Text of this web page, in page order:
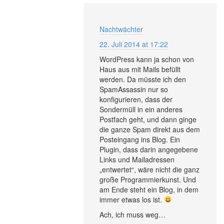
Nachtwächter
22. Juli 2014 at 17:22
WordPress kann ja schon von
Haus aus mit Mails befüllt
werden. Da müsste ich den
SpamAssassin nur so
konfigurieren, dass der
Sondermüll in ein anderes
Postfach geht, und dann ginge
die ganze Spam direkt aus dem
Posteingang ins Blog. Ein
Plugin, dass darin angegebene
Links und Mailadressen
„entwertet“, wäre nicht die ganz
große Programmierkunst. Und
am Ende steht ein Blog, in dem
immer etwas los ist.
Ach, ich muss weg…